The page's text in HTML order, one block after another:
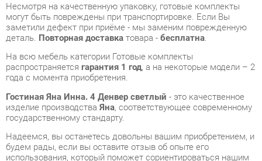
распространяетсягарантия 1 год, а на некоторые модели – 2
года с момента приобретения.
Гостиная Яна Инна. 4 Денвер светлый - это качественное
государственному стандарту.
Надеемся, вы останетесь довольны вашим приобретением, и
использования, который поможет сориентироваться нашим
будущим покупателям.
Кроме формы обратной связи
консультацию, фото и видеообзор продукции вы можете по
e-mail, телефону в Екатеринбурге и через мессенджеры
Telegram и WhatsApp.